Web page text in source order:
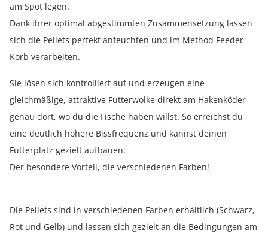
am Spot legen.
Dank ihrer optimal abgestimmten Zusammensetzung lassen
sich die Pellets perfekt anfeuchten und im Method Feeder
Korb verarbeiten.
Sie lösen sich kontrolliert auf und erzeugen eine
gleichmäßige, attraktive Futterwolke direkt am Hakenköder –
genau dort, wo du die Fische haben willst. So erreichst du
eine deutlich höhere Bissfrequenz und kannst deinen
Futterplatz gezielt aufbauen.
Der besondere Vorteil, die verschiedenen Farben!
Die Pellets sind in verschiedenen Farben erhältlich (Schwarz,
Rot und Gelb) und lassen sich gezielt an die Bedingungen am